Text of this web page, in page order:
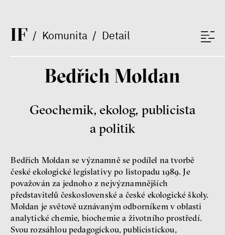
IF/ Komunita/ Detail
Filozof*ka a genderový*á
teoretik*čka
Mezi námi a dětmi
Markéta Pechová
Zuzana Jiráček Fillingerová
Tomáš Feřtek
Klára Šimáčková Laurenčíková
rodina
Bedřich Moldan
Geochemik, ekolog, publicista
a politik
Bedřich Moldan se významně se podílel na tvorbě
české ekologické legislativy po listopadu 1989. Je
považován za jednoho z nejvýznamnějších
představitelů československé a české ekologické školy.
Moldan je světově uznávaným odborníkem v oblasti
analytické chemie, biochemie a životního prostředí.
Svou rozsáhlou pedagogickou, publicistickou,